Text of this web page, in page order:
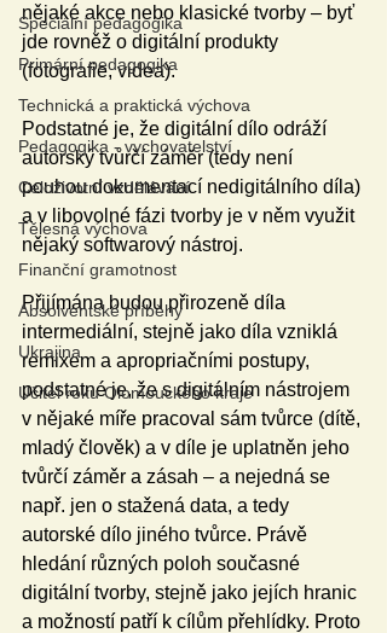
Speciální pedagogika
Primární pedagogika
Technická a praktická výchova
Pedagogika - vychovatelství
Celoživotní vzdělávání
Tělesná výchova
Finanční gramotnost
Absolventské příběhy
Ukrajina
Učitel roku Olomouckého kraje
nějaké akce nebo klasické tvorby – byť
jde rovněž o digitální produkty
(fotografie, videa).
Podstatné je, že digitální dílo odráží
autorský tvůrčí záměr (tedy není
pouhou dokumentací nedigitálního díla)
a v libovolné fázi tvorby je v něm využit
nějaký softwarový nástroj.
Přijímána budou přirozeně díla
intermediální, stejně jako díla vzniklá
remixem a apropriačními postupy,
podstatné je, že s digitálním nástrojem
v nějaké míře pracoval sám tvůrce (dítě,
mladý člověk) a v díle je uplatněn jeho
tvůrčí záměr a zásah – a nejedná se
např. jen o stažená data, a tedy
autorské dílo jiného tvůrce. Právě
hledání různých poloh současné
digitální tvorby, stejně jako jejích hranic
a možností patří k cílům přehlídky. Proto